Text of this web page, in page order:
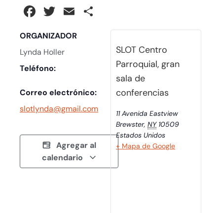
Facebook
Twitter
Email
ORGANIZADOR
Lynda Holler
Teléfono:
Correo electrónico:
slotlynda@gmail.com
calendario
SLOT Centro
Parroquial, gran
sala de
conferencias
11 Avenida Eastview
Brewster, NY 10509
Estados Unidos
+ Mapa de Google